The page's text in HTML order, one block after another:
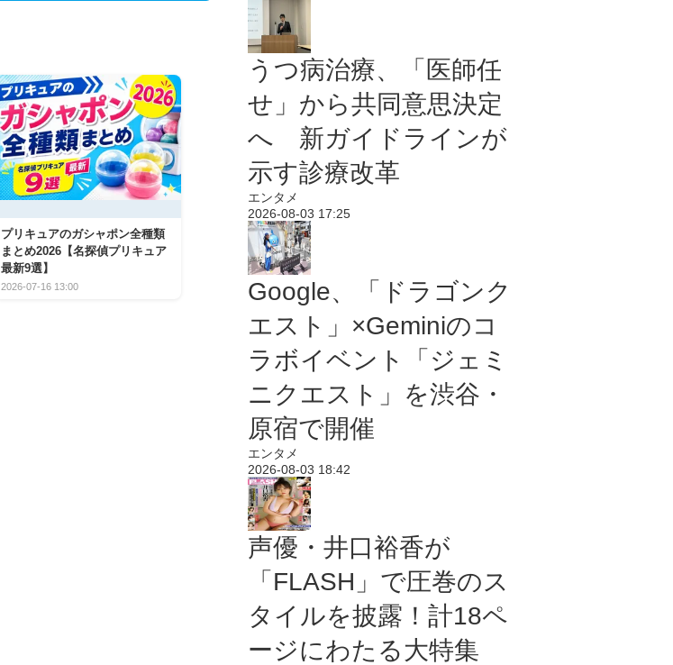
プリキュアのガシャポン全種類
まとめ2026【名探偵プリキュア
最新9選】
2026-07-16 13:00
うつ病治療、「医師任
せ」から共同意思決定
へ 新ガイドラインが
示す診療改革
エンタメ
2026-08-03 17:25
Google、「ドラゴンク
エスト」×Geminiのコ
ラボイベント「ジェミ
ニクエスト」を渋谷・
原宿で開催
エンタメ
2026-08-03 18:42
声優・井口裕香が
「FLASH」で圧巻のス
タイルを披露！計18ペ
ージにわたる大特集